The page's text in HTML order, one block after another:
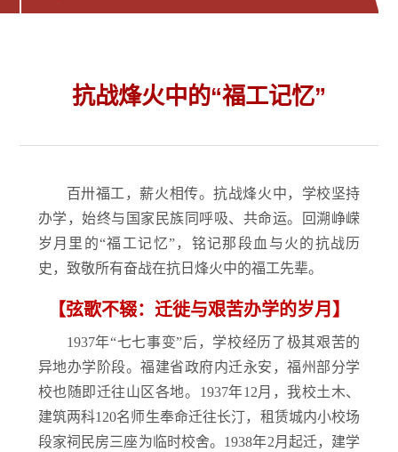
抗战烽火中的“福工记忆”
百卅福工，薪火相传。抗战烽火中，学校坚持
办学，始终与国家民族同呼吸、共命运。回溯峥嵘
岁月里的“福工记忆”，铭记那段血与火的抗战历
史，致敬所有奋战在抗日烽火中的福工先辈。
【弦歌不辍：迁徙与艰苦办学的岁月】
1937年“七七事变”后，学校经历了极其艰苦的
异地办学阶段。福建省政府内迁永安，福州部分学
校也随即迁往山区各地。1937年12月，我校土木、
建筑两科120名师生奉命迁往长汀，租赁城内小校场
段家祠民房三座为临时校舍。1938年2月起迁，建学